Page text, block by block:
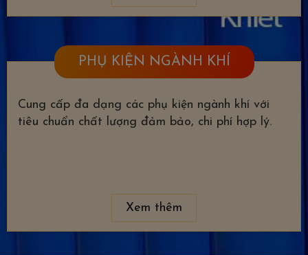
PHỤ KIỆN NGÀNH KHÍ
Cung cấp đa dạng các phụ kiện ngành khí với
tiêu chuẩn chất lượng đảm bảo, chi phí hợp lý.
Xem thêm